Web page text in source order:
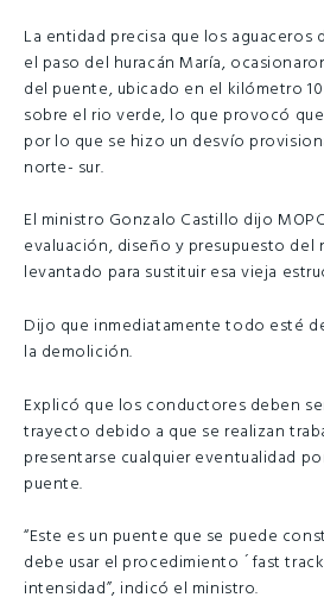
La entidad precisa que los aguaceros
el paso del huracán María,
del puente, ubicado en el kilómetro
sobre el rio verde, lo que provocó
por lo que se hizo un desvío
norte- sur.
El ministro Gonzalo Castillo dijo
evaluación, diseño y presupuesto del
levantado para sustituir esa vieja
Dijo que inmediatamente todo esté
la demolición.
Explicó que los conductores deben
trayecto debido a que se realizan
presentarse cualquier eventualidad
puente.
“Este es un puente que se puede
debe usar el procedimiento ´fast
intensidad”, indicó el ministro.